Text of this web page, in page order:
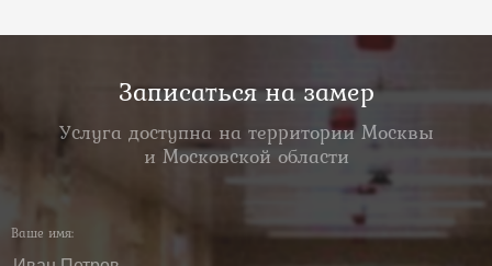
Записаться на замер
Услуга доступна на территории Москвы
и Московской области
Ваше имя: